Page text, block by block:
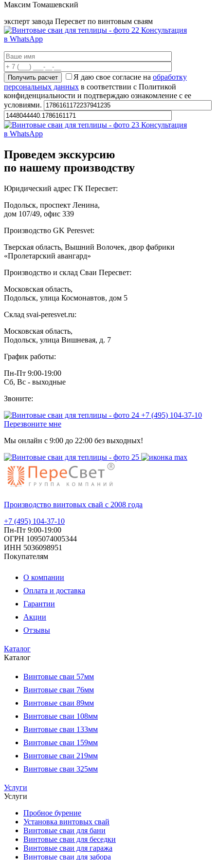
Максим Томашевский
эксперт завода Пересвет по винтовым сваям
Консультация
в WhatsApp
Я даю свое согласие на обработку
персональных данных в соответствии с Политикой
конфиденциальности и подтверждаю ознакомление с ее
условиями.
Консультация
в WhatsApp
Проведем экскурсию
по нашему производству
Юридический адрес ГК Пересвет:
Подольск, проспект Ленина,
дом 107/49, офис 339
Производство GK Peresvet:
Тверская область, Вышний Волочек, двор фабрики
«Пролетарский авангард»
Производство и склад Сваи Пересвет:
Московская область,
Подольск, улица Космонавтов, дом 5
Склад svai-peresvet.ru:
Московская область,
Подольск, улица Вишневая, д. 7
График работы:
Пн-Пт 9:00-19:00
Сб, Вс - выходные
Звоните:
+7 (495) 104-37-10
Перезвоните мне
Мы онлайн с 9:00 до 22:00 без выходных!
Производство винтовых свай с 2008 года
+7 (495) 104-37-10
Пн-Пт 9:00-19:00
ОГРН 1095074005344
ИНН 5036098951
Покупателям
О компании
Оплата и доставка
Гарантии
Акции
Отзывы
Каталог
Каталог
Винтовые сваи 57мм
Винтовые сваи 76мм
Винтовые сваи 89мм
Винтовые сваи 108мм
Винтовые сваи 133мм
Винтовые сваи 159мм
Винтовые сваи 219мм
Винтовые сваи 325мм
Услуги
Услуги
Пробное бурение
Установка винтовых свай
Винтовые сваи для бани
Винтовые сваи для беседки
Винтовые сваи для гаража
Винтовые сваи для забора